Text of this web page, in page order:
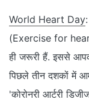
World Heart Day
(Exercise for
ही जरूरी हैं. इससे
पिछले तीन दशकों में
'कोरोनरी आर्टरी